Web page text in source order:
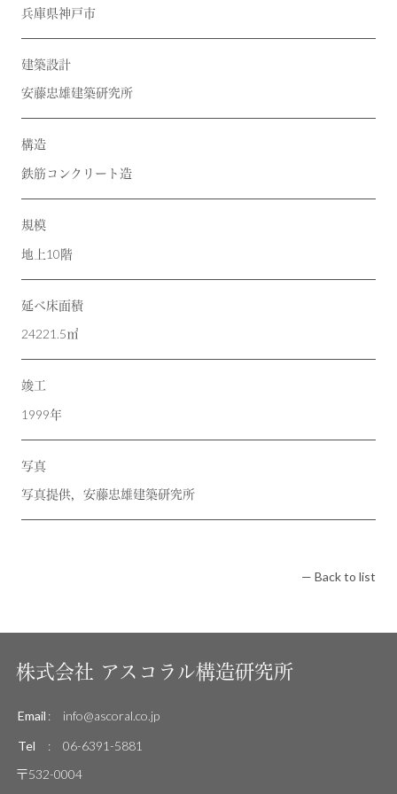
兵庫県神戸市
建築設計
安藤忠雄建築研究所
構造
鉄筋コンクリート造
規模
地上10階
延べ床面積
24221.5㎡
竣工
1999年
写真
写真提供，安藤忠雄建築研究所
— Back to list
株式会社 アスコラル構造研究所
Email :
info@ascoral.co.jp
Tel
:
06-6391-5881
〒532-0004